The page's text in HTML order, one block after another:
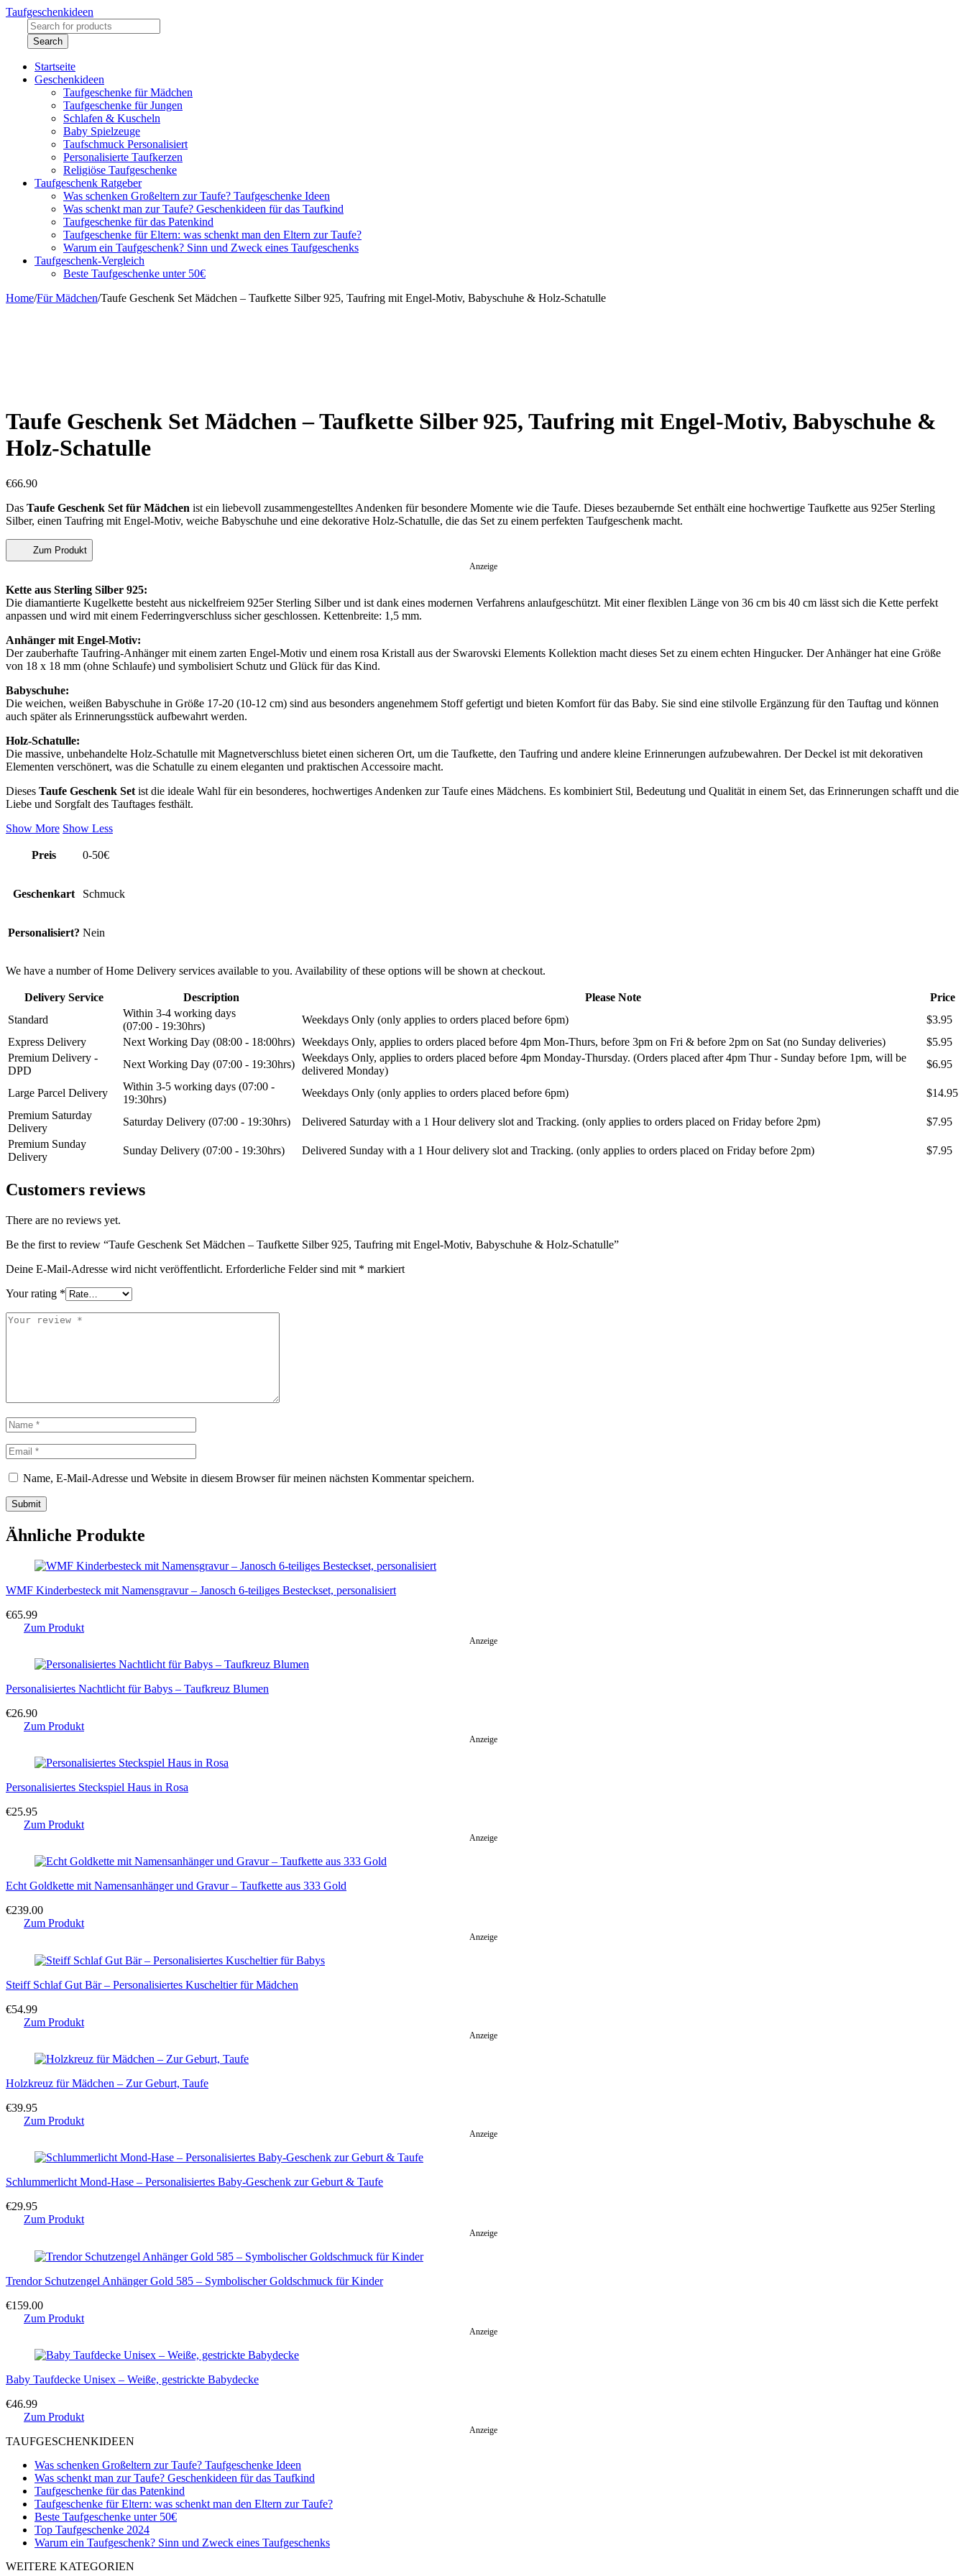
Taufgeschenkideen
Startseite
Geschenkideen
Taufgeschenke für Mädchen
Taufgeschenke für Jungen
Schlafen & Kuscheln
Baby Spielzeuge
Taufschmuck Personalisiert
Personalisierte Taufkerzen
Religiöse Taufgeschenke
Taufgeschenk Ratgeber
Was schenken Großeltern zur Taufe? Taufgeschenke Ideen
Was schenkt man zur Taufe? Geschenkideen für das Taufkind
Taufgeschenke für das Patenkind
Taufgeschenke für Eltern: was schenkt man den Eltern zur Taufe?
Warum ein Taufgeschenk? Sinn und Zweck eines Taufgeschenks
Taufgeschenk-Vergleich
Beste Taufgeschenke unter 50€
Home/Für Mädchen/Taufe Geschenk Set Mädchen – Taufkette Silber 925, Taufring mit Engel-Motiv, Babyschuhe & Holz-Schatulle
Taufe Geschenk Set Mädchen – Taufkette Silber 925, Taufring mit Engel-Motiv, Babyschuhe &
Holz-Schatulle
€66.90
Das Taufe Geschenk Set für Mädchen ist ein liebevoll zusammengestelltes Andenken für besondere Momente wie die Taufe. Dieses bezaubernde Set enthält eine hochwertige Taufkette aus 925er Sterling
Silber, einen Taufring mit Engel-Motiv, weiche Babyschuhe und eine dekorative Holz-Schatulle, die das Set zu einem perfekten Taufgeschenk macht.
Zum Produkt
Anzeige
Kette aus Sterling Silber 925:
Die diamantierte Kugelkette besteht aus nickelfreiem 925er Sterling Silber und ist dank eines modernen Verfahrens anlaufgeschützt. Mit einer flexiblen Länge von 36 cm bis 40 cm lässt sich die Kette perfekt
anpassen und wird mit einem Federringverschluss sicher geschlossen. Kettenbreite: 1,5 mm.
Anhänger mit Engel-Motiv:
Der zauberhafte Taufring-Anhänger mit einem zarten Engel-Motiv und einem rosa Kristall aus der Swarovski Elements Kollektion macht dieses Set zu einem echten Hingucker. Der Anhänger hat eine Größe
von 18 x 18 mm (ohne Schlaufe) und symbolisiert Schutz und Glück für das Kind.
Babyschuhe:
Die weichen, weißen Babyschuhe in Größe 17-20 (10-12 cm) sind aus besonders angenehmem Stoff gefertigt und bieten Komfort für das Baby. Sie sind eine stilvolle Ergänzung für den Tauftag und können
auch später als Erinnerungsstück aufbewahrt werden.
Holz-Schatulle:
Die massive, unbehandelte Holz-Schatulle mit Magnetverschluss bietet einen sicheren Ort, um die Taufkette, den Taufring und andere kleine Erinnerungen aufzubewahren. Der Deckel ist mit dekorativen
Elementen verschönert, was die Schatulle zu einem eleganten und praktischen Accessoire macht.
Dieses Taufe Geschenk Set ist die ideale Wahl für ein besonderes, hochwertiges Andenken zur Taufe eines Mädchens. Es kombiniert Stil, Bedeutung und Qualität in einem Set, das Erinnerungen schafft und die
Liebe und Sorgfalt des Tauftages festhält.
Show More Show Less
Preis 0-50€
Geschenkart Schmuck
Personalisiert? Nein
We have a number of Home Delivery services available to you. Availability of these options will be shown at checkout.
Delivery Service Description Please Note
Price
Standard
Within 3-4 working days
(07:00 - 19:30hrs)
Weekdays Only (only applies to orders placed before 6pm)
$3.95
Express Delivery
Next Working Day (08:00 - 18:00hrs) Weekdays Only, applies to orders placed before 4pm Mon-Thurs, before 3pm on Fri & before 2pm on Sat (no Sunday deliveries)
$5.95
Premium Delivery -
DPD
Next Working Day (07:00 - 19:30hrs)
Weekdays Only, applies to orders placed before 4pm Monday-Thursday. (Orders placed after 4pm Thur - Sunday before 1pm, will be
delivered Monday)
$6.95
Large Parcel Delivery
Within 3-5 working days (07:00 -
19:30hrs)
Weekdays Only (only applies to orders placed before 6pm)
$14.95
Premium Saturday
Delivery
Saturday Delivery (07:00 - 19:30hrs) Delivered Saturday with a 1 Hour delivery slot and Tracking. (only applies to orders placed on Friday before 2pm)
$7.95
Premium Sunday
Delivery
Sunday Delivery (07:00 - 19:30hrs) Delivered Sunday with a 1 Hour delivery slot and Tracking. (only applies to orders placed on Friday before 2pm) $7.95
Customers reviews
There are no reviews yet.
Be the first to review “Taufe Geschenk Set Mädchen – Taufkette Silber 925, Taufring mit Engel-Motiv, Babyschuhe & Holz-Schatulle”
Deine E-Mail-Adresse wird nicht veröffentlicht. Erforderliche Felder sind mit * markiert
Your rating *
Name, E-Mail-Adresse und Website in diesem Browser für meinen nächsten Kommentar speichern.
Ähnliche Produkte
WMF Kinderbesteck mit Namensgravur – Janosch 6-teiliges Besteckset, personalisiert
€65.99
Zum Produkt
Anzeige
Personalisiertes Nachtlicht für Babys – Taufkreuz Blumen
€26.90
Zum Produkt
Anzeige
Personalisiertes Steckspiel Haus in Rosa
€25.95
Zum Produkt
Anzeige
Echt Goldkette mit Namensanhänger und Gravur – Taufkette aus 333 Gold
€239.00
Zum Produkt
Anzeige
Steiff Schlaf Gut Bär – Personalisiertes Kuscheltier für Mädchen
€54.99
Zum Produkt
Anzeige
Holzkreuz für Mädchen – Zur Geburt, Taufe
€39.95
Zum Produkt
Anzeige
Schlummerlicht Mond-Hase – Personalisiertes Baby-Geschenk zur Geburt & Taufe
€29.95
Zum Produkt
Anzeige
Trendor Schutzengel Anhänger Gold 585 – Symbolischer Goldschmuck für Kinder
€159.00
Zum Produkt
Anzeige
Baby Taufdecke Unisex – Weiße, gestrickte Babydecke
€46.99
Zum Produkt
Anzeige
TAUFGESCHENKIDEEN
Was schenken Großeltern zur Taufe? Taufgeschenke Ideen
Was schenkt man zur Taufe? Geschenkideen für das Taufkind
Taufgeschenke für das Patenkind
Taufgeschenke für Eltern: was schenkt man den Eltern zur Taufe?
Beste Taufgeschenke unter 50€
Top Taufgeschenke 2024
Warum ein Taufgeschenk? Sinn und Zweck eines Taufgeschenks
WEITERE KATEGORIEN